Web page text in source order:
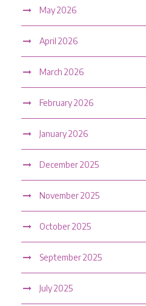
May 2026
April 2026
March 2026
February 2026
January 2026
December 2025
November 2025
October 2025
September 2025
July 2025